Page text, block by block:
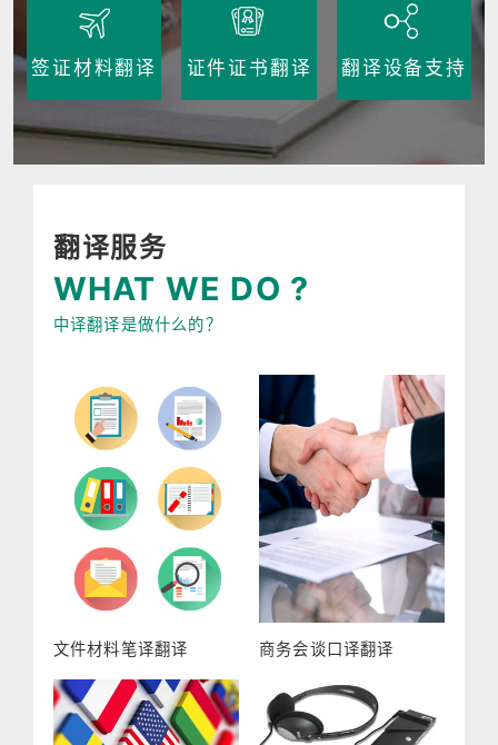
签证材料翻译 证件证书翻译 翻译设备支持
翻译服务
WHAT WE DO ?
中译翻译是做什么的？
文件材料笔译翻译 商务会谈口译翻译